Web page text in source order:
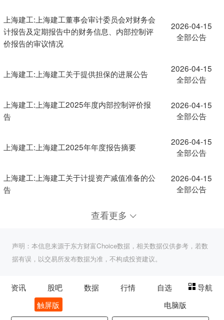
上海建工:上海建工董事会审计委员会对财务会
计报告及定期报告中的财务信息、内部控制评
价报告的审议情况
2026-04-15
全部公告
上海建工:上海建工关于提供担保的进展公告
2026-04-15
全部公告
上海建工:上海建工2025年度内部控制评价报
告
2026-04-15
全部公告
上海建工:上海建工2025年年度报告摘要
2026-04-15
全部公告
上海建工:上海建工关于计提资产减值准备的公
告
2026-04-15
全部公告
查看更多
声明：本信息来源于东方财富Choice数据，相关数据仅供参考，若数
据有误，以交易所发布数据为准，不构成投资建议。
资讯 股吧 数据 行情 自选
导航
触屏版
电脑版